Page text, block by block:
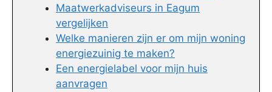
Maatwerkadviseurs in Eagum
vergelijken
Welke manieren zijn er om mijn woning
energiezuinig te maken?
Een energielabel voor mijn huis
aanvragen